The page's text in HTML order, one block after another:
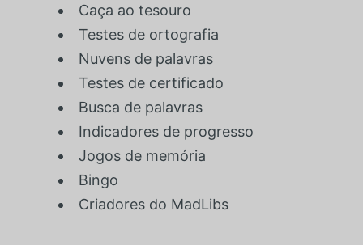
Caça ao tesouro
Testes de ortografia
Nuvens de palavras
Testes de certificado
Busca de palavras
Indicadores de progresso
Jogos de memória
Bingo
Criadores do MadLibs